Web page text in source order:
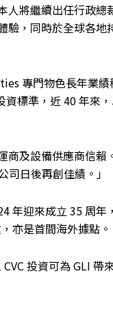
人將繼續出任行政總
驗，同時於全球各地
專門物色長年業績
資標準，近 40 年來
商及設備供應商信賴
日後再創佳績。」
年迎來成立 35 周年
亦是首間海外據點。
投資可為 GLI 帶